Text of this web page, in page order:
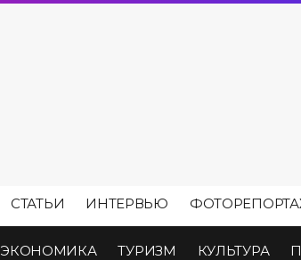
СТАТЬИ ИНТЕРВЬЮ
ЭКОНОМИКА ТУРИЗМ КУЛЬТУРА